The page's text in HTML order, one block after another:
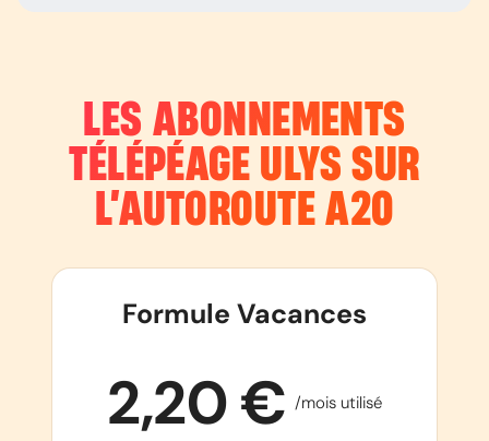
LES ABONNEMENTS
TÉLÉPÉAGE ULYS SUR
L’AUTOROUTEA20
Formule Vacances
2,20 € /mois utilisé